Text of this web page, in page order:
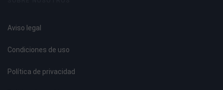
Aviso legal
Condiciones de uso
Política de privacidad